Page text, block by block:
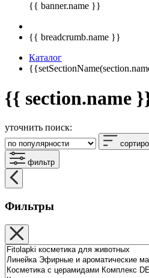
{{ banner.name }}
{{ breadcrumb.name }}
Каталог
{{ section.name
уточнить поиск:
фильтр
Фильтры